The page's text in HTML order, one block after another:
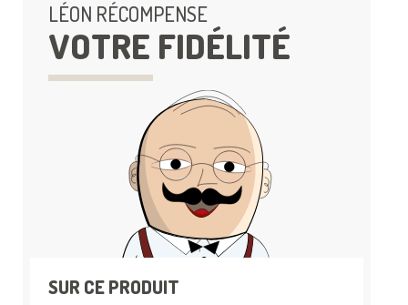
LÉON RÉCOMPENSE
VOTRE FIDÉLITÉ
SUR CE PRODUIT